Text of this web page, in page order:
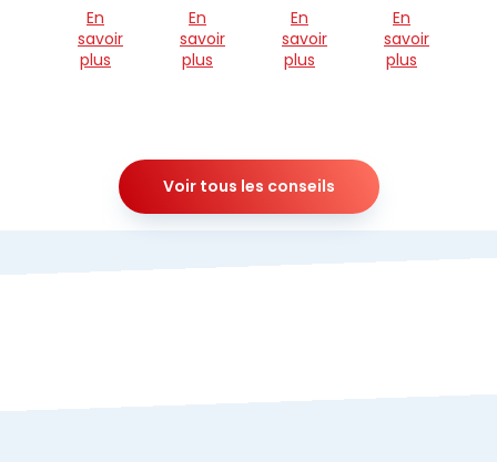
En
savoir
plus
En
savoir
plus
En
savoir
plus
En
savoir
plus
Voir tous les conseils